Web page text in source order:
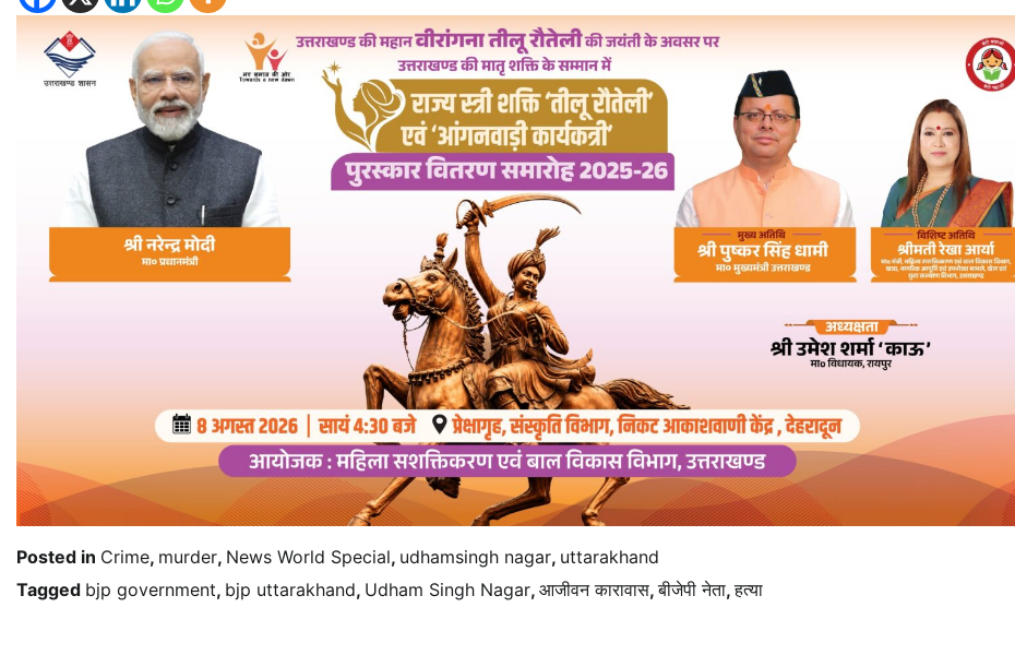
Posted in Crime, murder, News World Special, udhamsingh nagar, uttarakhand
Tagged bjp government, bjp uttarakhand, Udham Singh Nagar, आजीवन कारावास,बीजेपी नेता,हत्या